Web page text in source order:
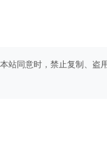
同意时，禁止复制、盗